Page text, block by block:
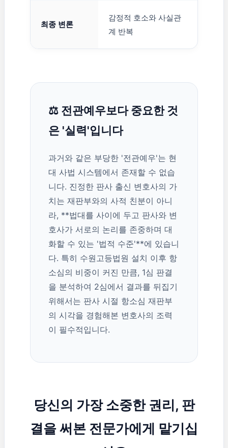
최종 변론
감정적 호소와 사실관
계 반복
⚖️ 전관예우보다 중요한 것
은 '실력'입니다
과거와 같은 부당한 '전관예우'는 현
대 사법 시스템에서 존재할 수 없습
니다. 진정한 판사 출신 변호사의 가
치는 재판부와의 사적 친분이 아니
라, **법대를 사이에 두고 판사와 변
호사가 서로의 논리를 존중하며 대
화할 수 있는 '법적 수준'**에 있습니
다. 특히 수원고등법원 설치 이후 항
소심의 비중이 커진 만큼, 1심 판결
을 분석하여 2심에서 결과를 뒤집기
위해서는 판사 시절 항소심 재판부
의 시각을 경험해본 변호사의 조력
이 필수적입니다.
당신의 가장 소중한 권리, 판
결을 써본 전문가에게 맡기십